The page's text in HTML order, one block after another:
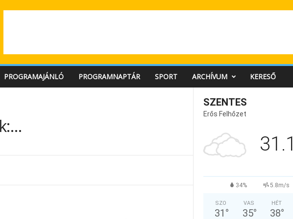
PROGRAMAJÁNLÓ PROGRAMNAPTÁR SPORT ARCHÍVUM KERESŐ
SZENTES
Erős Felhőzet
31.1
34% 5.8m/s
SZO
31 °
VAS
35°
HÉT
38°